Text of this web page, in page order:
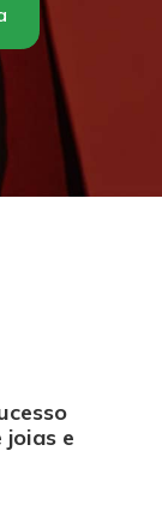
joias e